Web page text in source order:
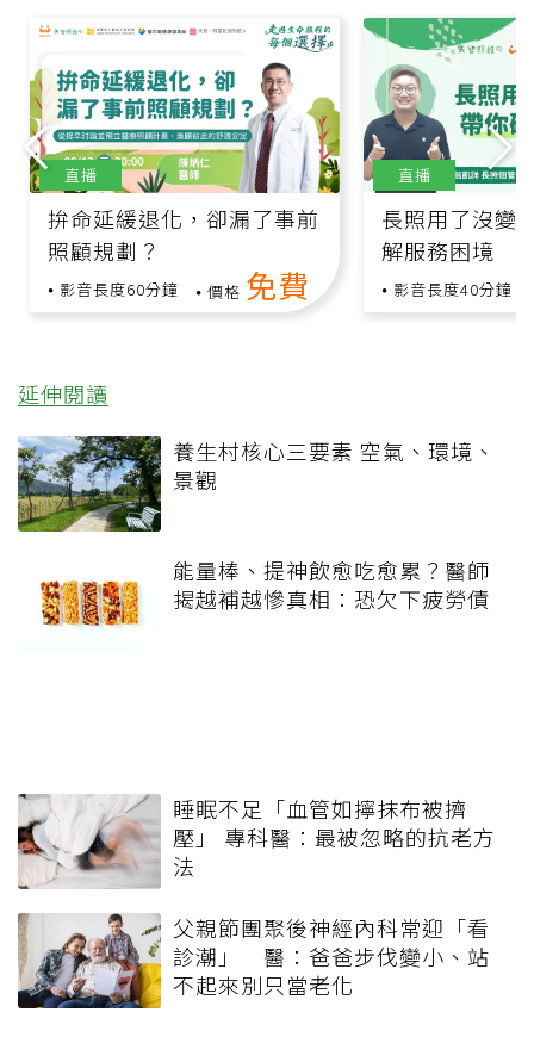
拚命延緩退化，卻漏了事前
照顧規劃？
影音長度60分鐘 價格 免費
直播
長照用了沒變
解服務困境
影音長度40分鐘
直播
延伸閱讀
養生村核心三要素 空氣、環境、
景觀
能量棒、提神飲愈吃愈累？醫師
揭越補越慘真相：恐欠下疲勞債
睡眠不足「血管如擰抹布被擠
壓」 專科醫：最被忽略的抗老方
法
父親節團聚後神經內科常迎「看
診潮」 醫：爸爸步伐變小、站
不起來別只當老化